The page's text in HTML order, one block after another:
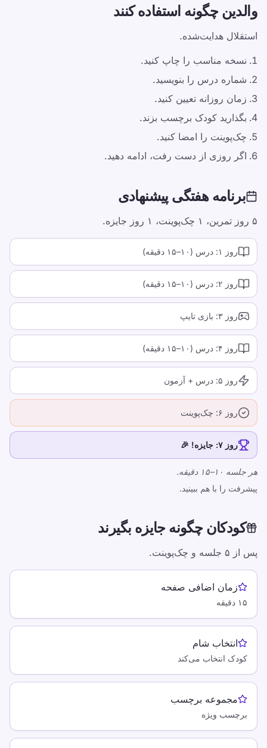
این صفحه را به اشتراک بگذارید
اشتراک‌گذاری در X
اشتراک‌گذاری در فیسبوک
اشتراک‌گذاری در لینکدین
اشتراک‌گذاری در واتساپ
منابع
تایپ کردن را برای کودکان، نوجوانان، بزرگسالان و
سالمندان سرگرم کننده و موثر کنید. با روش ساخت
یافته و بازیگوش ما با سرعت خود بیاموزید.
مختلف
سیاست حفظ حریم خصوصی
شرایط خدمات
Editorial Policy
تماس بگیرید
آموزش
خودتان را امتحان کنید
بازی ها
قیمت گذاری
درس‌های تایپ آنلاین
YouTube
والدین چگونه استفاده کنند
استقلال هدایت‌شده.
نسخه مناسب را چاپ کنید.
شماره درس را بنویسید.
زمان روزانه تعیین کنید.
بگذارید کودک برچسب بزند.
چک‌پوینت را امضا کنید.
اگر روزی از دست رفت، ادامه دهید.
برنامه هفتگی پیشنهادی
۵ روز تمرین، ۱ چک‌پوینت، ۱ روز جایزه.
روز ۱: درس (۱۰–۱۵ دقیقه)
روز ۲: درس (۱۰–۱۵ دقیقه)
روز ۳: بازی تایپ
روز ۴: درس (۱۰–۱۵ دقیقه)
روز ۵: درس + آزمون
روز ۶: چک‌پوینت
روز ۷: جایزه! 🎉
هر جلسه ۱۰–۱۵ دقیقه.
پیشرفت را با هم ببینید.
کودکان چگونه جایزه بگیرند
پس از ۵ جلسه و چک‌پوینت.
زمان اضافی صفحه
۱۵ دقیقه
انتخاب شام
کودک انتخاب می‌کند
مجموعه برچسب
برچسب ویژه